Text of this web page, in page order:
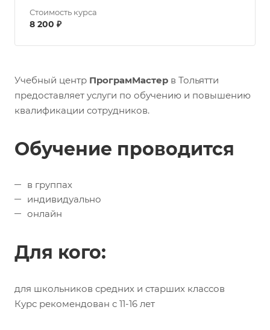
Стоимость курса
8 200 ₽
Учебный центр ПрограмМастер в Тольятти
предоставляет услуги по обучению и повышению
квалификации сотрудников.
Обучение проводится
в группах
индивидуально
онлайн
Для кого:
для школьников средних и старших классов
Курс рекомендован с 11-16 лет